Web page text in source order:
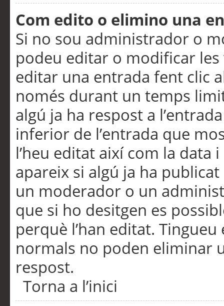
Com edito o elimino una
Si no sou administrador o
podeu editar o modificar
editar una entrada fent clic
només durant un temps
algú ja ha respost a
inferior de l’entrada que
l’heu editat així com la data
apareix si algú ja ha
un moderador o un
que si ho desitgen es
perquè l’han editat.
normals no poden eliminar
respost.
Torna a l’inici